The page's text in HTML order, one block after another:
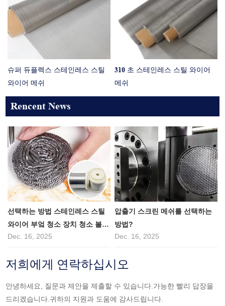
슈퍼 듀플렉스 스테인레스 스틸
와이어 메쉬
310 초 스테인레스 스틸 와이어
메쉬
Rencent News
선택하는 방법 스테인레스 스틸
와이어 부엌 청소 장치 청소 볼
까?
Dec. 16, 2025
압출기 스크린 메쉬를 선택하는
방법?
Dec. 16, 2025
저희에게 연락하십시오
안녕하세요, 질문과 제안을 제출할 수 있습니다.가능한 빨리 답장을
드리겠습니다.귀하의 지원과 도움에 감사드립니다.